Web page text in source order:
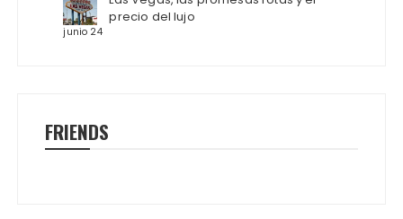
precio del lujo
junio 24
FRIENDS